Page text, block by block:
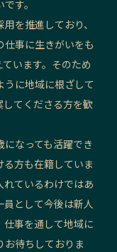
す。
を推進しており、
事に生きがいをも
います。そのため
うに地域に根ざして
てくださる方を歓
なっても活躍でき
方も在籍していま
ているわけではあ
員として今後は新人
事を通して地域に
お待ちしておりま